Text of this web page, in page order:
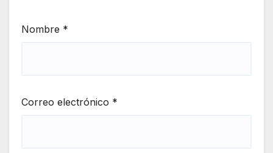
Nombre *
Correo electrónico *